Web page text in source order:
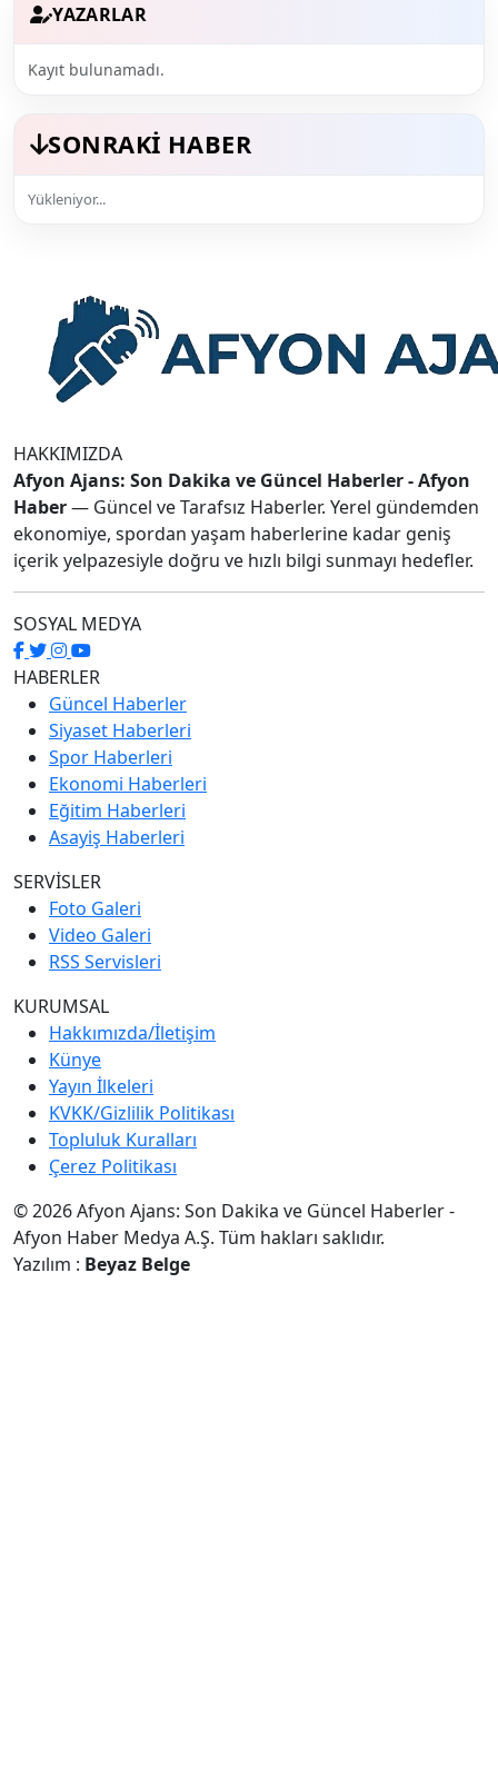
YAZARLAR
Kayıt bulunamadı.
SONRAKI HABER
Yükleniyor...
HAKKIMIZDA
Afyon Ajans: Son Dakika ve Güncel Haberler - Afyon
Haber— Güncel ve Tarafsız Haberler. Yerel gündemden
ekonomiye, spordan yaşam haberlerine kadar geniş
içerik yelpazesiyle doğru ve hızlı bilgi sunmayı hedefler.
SOSYAL MEDYA
HABERLER
Güncel Haberler
Siyaset Haberleri
Spor Haberleri
Ekonomi Haberleri
Eğitim Haberleri
Asayiş Haberleri
SERVİSLER
Foto Galeri
Video Galeri
RSS Servisleri
KURUMSAL
Hakkımızda/İletişim
Künye
Yayın İlkeleri
KVKK/Gizlilik Politikası
Topluluk Kuralları
Çerez Politikası
© 2026 Afyon Ajans: Son Dakika ve Güncel Haberler -
Afyon Haber Medya A.Ş. Tüm hakları saklıdır.
Yazılım : Beyaz Belge